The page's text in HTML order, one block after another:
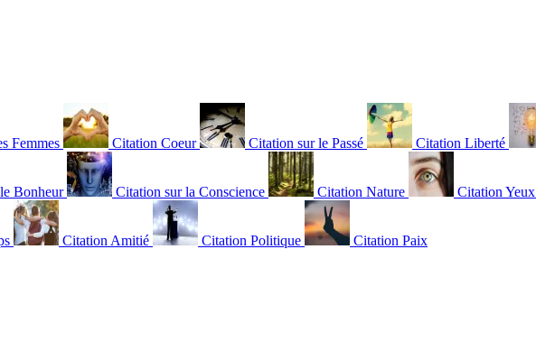
Femmes Citation Coeur Citation sur le Passé Citation Liberté
Bonheur Citation sur la Conscience Citation Nature Citation Yeux
Citation Amitié Citation Politique Citation Paix